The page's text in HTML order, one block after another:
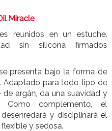
Miracle
reunidos en un estuche.
sin silicona firmados
presenta bajo la forma de
Adaptado para todo tipo de
argán, da una suavidad y
Como complemento, el
y disciplinará el
y sedosa.